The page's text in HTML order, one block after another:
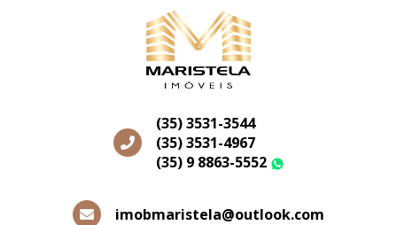
(35) 3531-3544
(35) 3531-4967
(35) 9 8863-5552
imobmaristela@outlook.com